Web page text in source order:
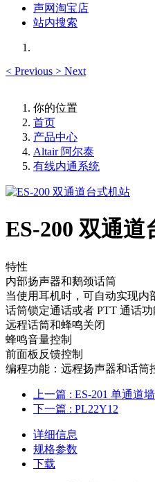
声网淘宝店
站内搜索
< Previous > Next
你的位置
首页
产品中心
Altair 阿尔泰
有线内通系统
ES-200 双通道
特性
内部扬声器和鹅颈话筒
当使用耳机时，可自动实现内
话筒锁定通话或者 PTT 通话功
远程话筒和蜂鸣关闭
蜂鸣音量控制
前面板反馈控制
编程功能：远程扬声器和话筒
上一篇 : ES-201 单通道
下一篇 : PL22Y12
详细信息
规格参数
下载